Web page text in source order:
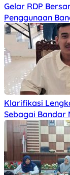
Gelar RDP
Penggunaan
Klarifikasi
Sebagai Bandar